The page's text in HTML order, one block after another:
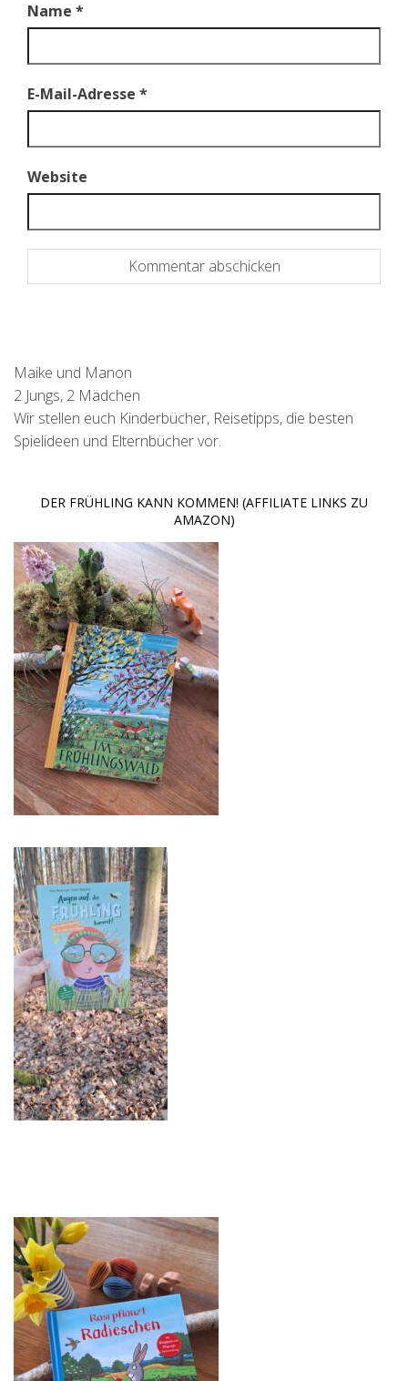
Name *
E-Mail-Adresse *
Website
Maike und Manon
2 Jungs, 2 Mädchen
Wir stellen euch Kinderbücher, Reisetipps, die besten
Spielideen und Elternbücher vor.
DER FRÜHLING KANN KOMMEN! (AFFILIATE LINKS ZU
AMAZON)